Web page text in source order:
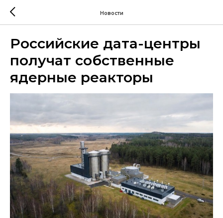
Новости
Российские дата-центры
получат собственные
ядерные реакторы